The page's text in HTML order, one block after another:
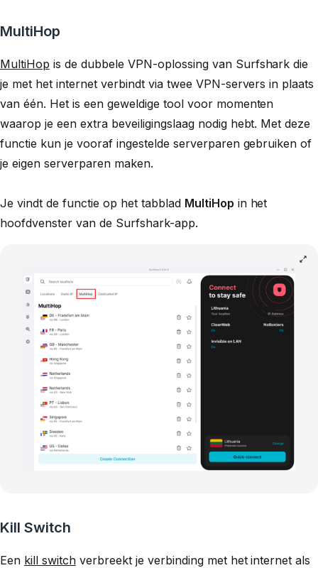
MultiHop
MultiHop is de dubbele VPN-oplossing van Surfshark die
je met het internet verbindt via twee VPN-servers in plaats
van één. Het is een geweldige tool voor momenten
waarop je een extra beveiligingslaag nodig hebt. Met deze
functie kun je vooraf ingestelde serverparen gebruiken of
je eigen serverparen maken.
Je vindt de functie op het tabblad MultiHop in het
hoofdvenster van de Surfshark-app.
Kill Switch
Een kill switchverbreekt je verbinding met het internet als